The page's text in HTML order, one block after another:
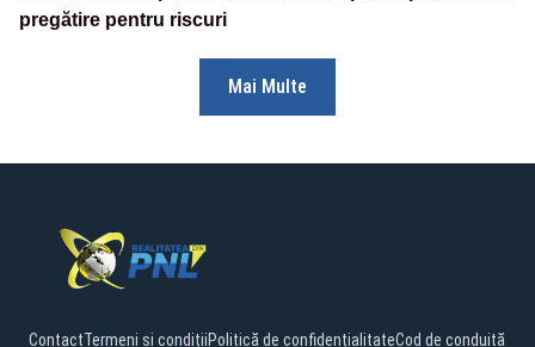
pregătire pentru riscuri
Mai Multe
ContactTermeni și condițiiPolitică de confidențialitateCod de conduită